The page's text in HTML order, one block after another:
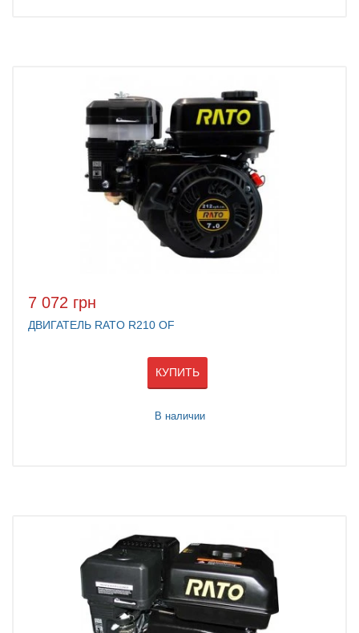
7 072 грн
ДВИГАТЕЛЬ RATO R210 OF
КУПИТЬ
В наличии